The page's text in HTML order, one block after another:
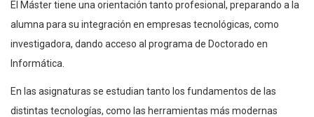
El Máster tiene una orientación tanto profesional, preparando a la
alumna para su integración en empresas tecnológicas, como
investigadora, dando acceso al programa de Doctorado en
Informática.
En las asignaturas se estudian tanto los fundamentos de las
distintas tecnologías, como las herramientas más modernas